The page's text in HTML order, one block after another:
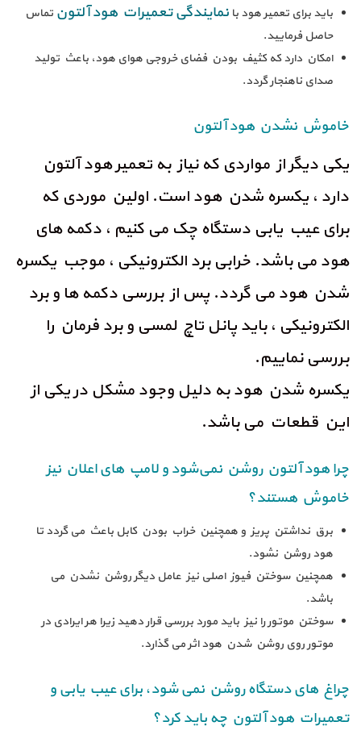
باید برای تعمیر هود با نمایندگی تعمیرات هود آلتون تماس
حاصل فرمایید.
امکان دارد که کثیف بودن فضای خروجی هوای هود، باعث تولید
صدای ناهنجار گردد.
خاموش نشدن هود آلتون
یکی دیگر از مواردی که نیاز به تعمیر هود آلتون
دارد ، یکسره شدن هود است. اولین موردی که
برای عیب یابی دستگاه چک می کنیم ، دکمه های
هود می باشد. خرابی برد الکترونیکی ، موجب یکسره
شدن هود می گردد. پس از بررسی دکمه ها و برد
الکترونیکی ، باید پانل تاچ لمسی و برد فرمان را
بررسی نماییم.
یکسره شدن هود به دلیل وجود مشکل در یکی از
این قطعات می باشد.
چرا هود آلتون روشن نمی‌شود و لامپ های اعلان نیز
خاموش هستند؟
برق نداشتن پریز و همچنین خراب بودن کابل باعث می گردد تا
هود روشن نشود.
همچنین سوختن فیوز اصلی نیز عامل دیگر روشن نشدن می
باشد.
سوختن موتور را نیز باید مورد بررسی قرار دهید زیرا هر ایرادی در
موتور روی روشن شدن هود اثر می گذارد.
چراغ های دستگاه روشن نمی شود، برای عیب یابی و
تعمیرات هود آلتون چه باید کرد؟